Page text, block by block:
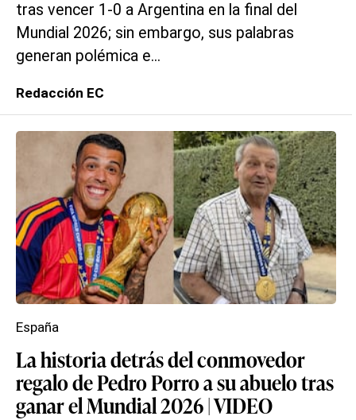
tras vencer 1-0 a Argentina en la final del
Mundial 2026; sin embargo, sus palabras
generan polémica e...
Redacción EC
La historia detrás del conmovedor
regalo de Pedro Porro a su abuelo tras
ganar el Mundial 2026 | VIDEO
España